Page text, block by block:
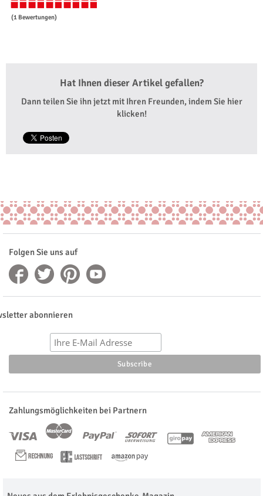
(1 Bewertungen)
Hat Ihnen dieser Artikel gefallen?
Dann teilen Sie ihn jetzt mit Ihren Freunden, indem Sie hier
klicken!
Folgen Sie uns auf
abonnieren
Zahlungsmöglichkeiten bei Partnern